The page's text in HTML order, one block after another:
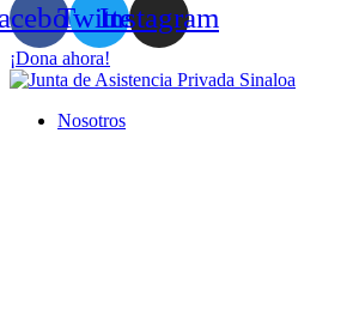
TwitterInstagram
¡Dona ahora!
Nosotros